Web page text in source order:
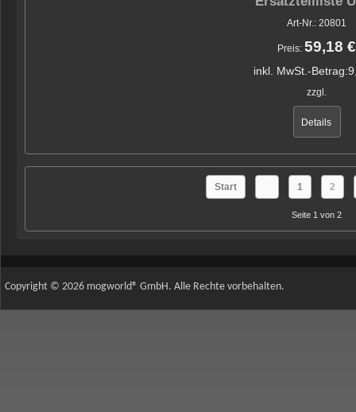
Art-Nr.: 20801
Preis: 59,18 €
inkl. MwSt.-Betrag:
zzgl.
Details
Start 1 2
Seite 1 von 2
Copyright © 2026 mogworld® GmbH. Alle Rechte vorbehalten.